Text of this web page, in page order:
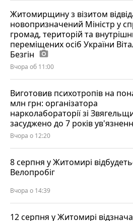
Житомирщину з візитом
новопризначений Міністр у
громад, територій та
переміщених осіб України
Безгін photo_camera
Вчора об 11:00
Виготовив психотропів на
млн грн: організатора
нарколабораторії зі
засуджено до 7 років
Вчора о 12:20
8 серпня у Житомирі
Велопробіг
Вчора о 14:39
12 серпня у Житомирі